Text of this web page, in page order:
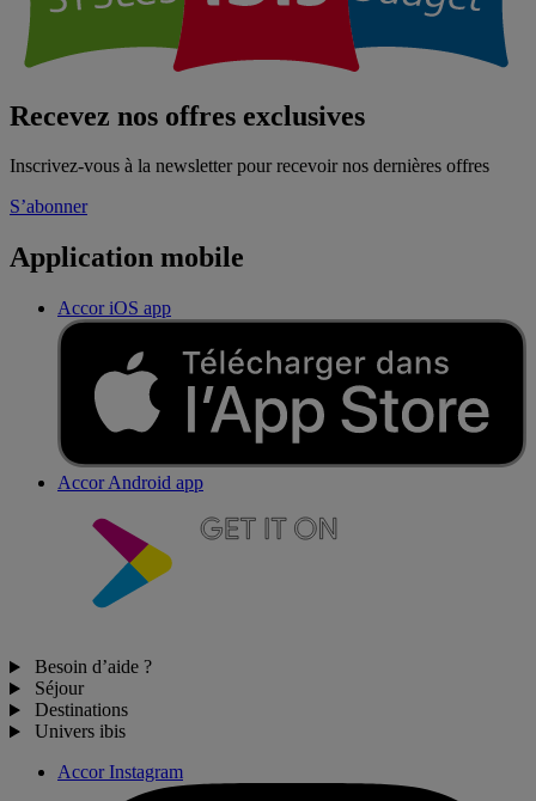
Recevez nos offres exclusives
Inscrivez-vous à la newsletter pour recevoir nos dernières offres
S’abonner
Application mobile
Accor iOS app
Accor Android app
Besoin d’aide ?
Séjour
Destinations
Univers ibis
Accor Instagram